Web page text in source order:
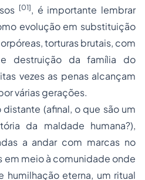
[01], é importante lembrar
evolução em substituição
torturas brutais, com
e destruição da família do
vezes as penas alcançam
várias gerações.
(afinal, o que são um
da maldade humana?),
a andar com marcas no
em meio à comunidade onde
humilhação eterna, um ritual